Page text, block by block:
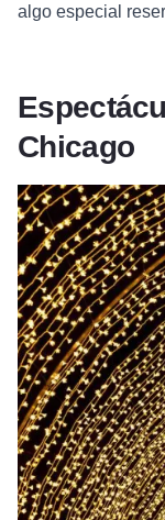
algo especial
Chicago